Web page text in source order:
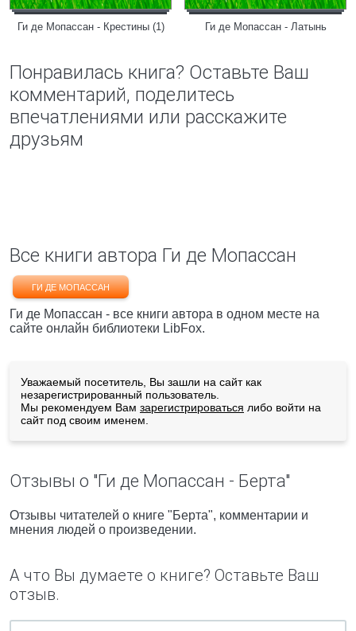
Ги де Мопассан - Крестины (1) Ги де Мопассан - Латынь
Понравилась книга? Оставьте Ваш
комментарий, поделитесь
впечатлениями или расскажите
друзьям
Все книги автора Ги де Мопассан
ГИ ДЕ МОПАССАН
Ги де Мопассан - все книги автора в одном месте на
сайте онлайн библиотеки LibFox.
Уважаемый посетитель, Вы зашли на сайт как
незарегистрированный пользователь.
Мы рекомендуем Вам зарегистрироваться либо войти на
сайт под своим именем.
Отзывы о "Ги де Мопассан - Берта"
Отзывы читателей о книге "Берта", комментарии и
мнения людей о произведении.
А что Вы думаете о книге? Оставьте Ваш
отзыв.